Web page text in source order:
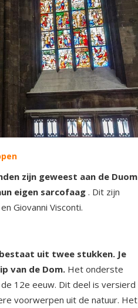
zijn geweest aan de
eigen sarcofaag . Dit zijn
Giovanni Visconti.
uit twee stukken. Je
van de Dom. Het onderste
12e eeuw. Dit deel is versierd
voorwerpen uit de natuur. Het